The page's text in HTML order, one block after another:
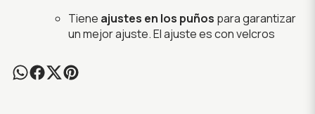
Tiene ajustes en los puños para garantizar
un mejor ajuste. El ajuste es con velcros